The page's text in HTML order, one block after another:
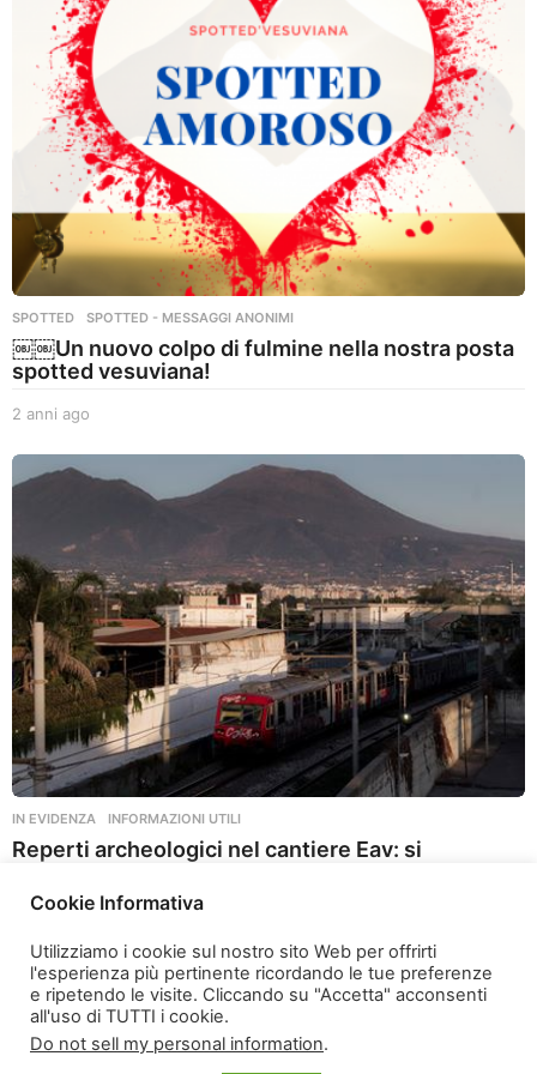
g
o
SPOTTED ,SPOTTED - MESSAGGI ANONIMI
￼￼Un nuovo colpo di fulmine nella nostra posta
spotted vesuviana!
2 anni ago
n
n
o
IN EVIDENZA ,INFORMAZIONI UTILI
Reperti archeologici nel cantiere Eav: si
2 anni ago2
n
n
i
a
g
Cookie Informativa
Utilizziamo i cookie sul nostro sito Web per offrirti
l'esperienza più pertinente ricordando le tue preferenze
e ripetendo le visite. Cliccando su "Accetta" acconsenti
all'uso di TUTTI i cookie.
Do not sell my personal information.